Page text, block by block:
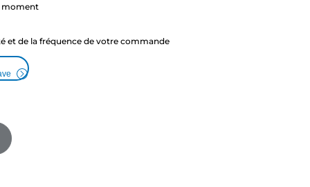
moment
et de la fréquence de votre commande